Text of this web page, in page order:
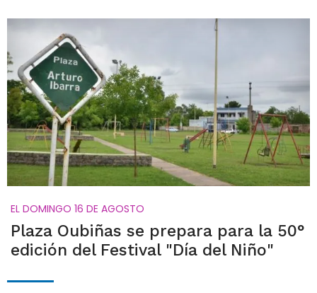
EL DOMINGO 16 DE AGOSTO
Plaza Oubiñas se prepara para la 50°
edición del Festival "Día del Niño"